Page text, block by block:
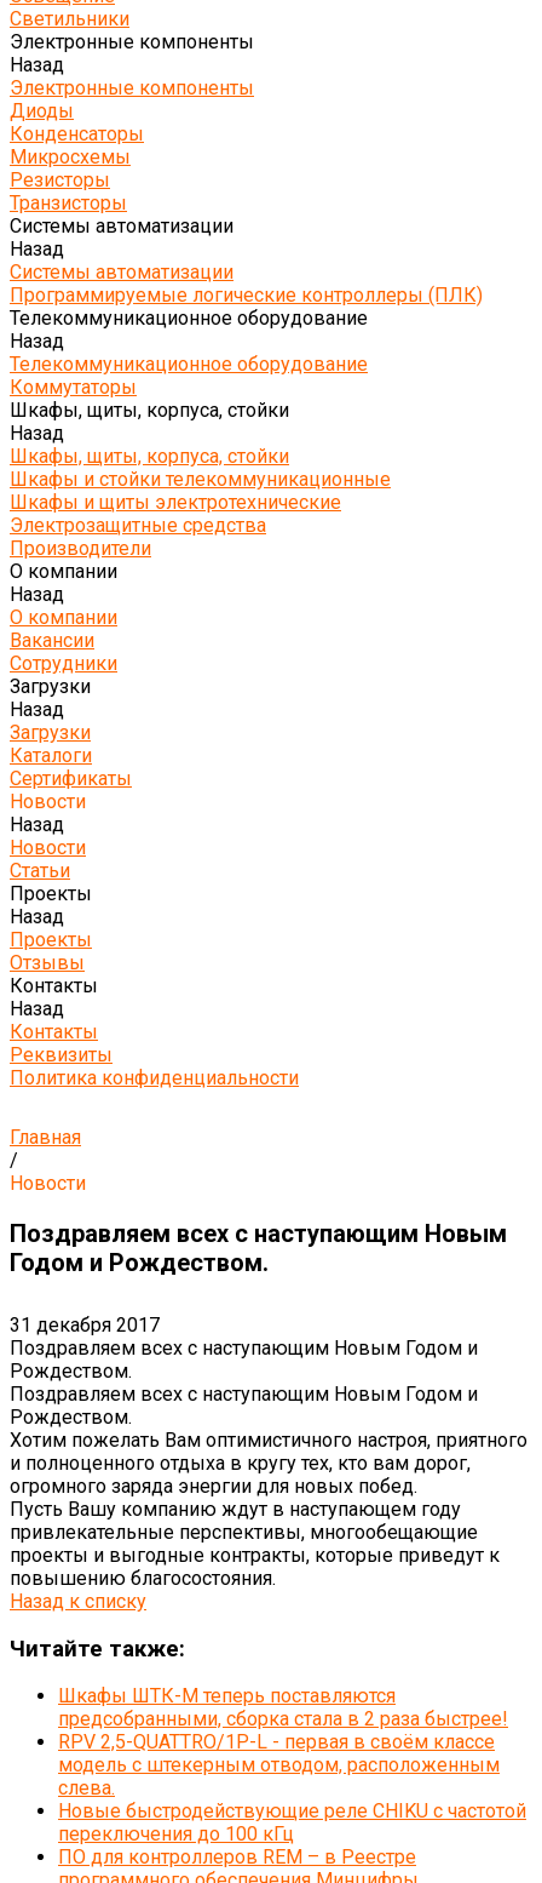
Светильники
Электронные компоненты
Назад
Электронные компоненты
Диоды
Конденсаторы
Микросхемы
Резисторы
Транзисторы
Системы автоматизации
Назад
Системы автоматизации
Программируемые логические контроллеры (ПЛК)
Телекоммуникационное оборудование
Назад
Телекоммуникационное оборудование
Коммутаторы
Шкафы, щиты, корпуса, стойки
Назад
Шкафы, щиты, корпуса, стойки
Шкафы и стойки телекоммуникационные
Шкафы и щиты электротехнические
Электрозащитные средства
Производители
О компании
Назад
О компании
Вакансии
Сотрудники
Загрузки
Назад
Загрузки
Каталоги
Сертификаты
Новости
Назад
Новости
Статьи
Проекты
Назад
Проекты
Отзывы
Контакты
Назад
Контакты
Реквизиты
Политика конфиденциальности
Главная
/
Новости
Поздравляем всех с наступающим Новым
Годом и Рождеством.
31 декабря 2017
Поздравляем всех с наступающим Новым Годом и
Рождеством.
Поздравляем всех с наступающим Новым Годом и
Рождеством.
Хотим пожелать Вам оптимистичного настроя, приятного
и полноценного отдыха в кругу тех, кто вам дорог,
огромного заряда энергии для новых побед.
Пусть Вашу компанию ждут в наступающем году
привлекательные перспективы, многообещающие
проекты и выгодные контракты, которые приведут к
повышению благосостояния.
Назад к списку
Читайте также:
Шкафы ШТК-М теперь поставляются
предсобранными, сборка стала в 2 раза быстрее!
RPV 2,5-QUATTRO/1P-L - первая в своём классе
модель с штекерным отводом, расположенным
слева.
Новые быстродействующие реле CHIKU с частотой
переключения до 100 кГц
ПО для контроллеров REM – в Реестре